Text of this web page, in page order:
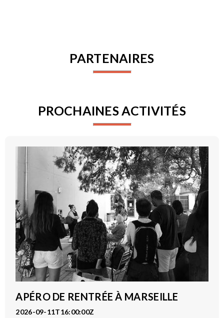
PARTENAIRES
PROCHAINES ACTIVITÉS
APÉRO DE RENTRÉE À MARSEILLE
2026-09-11T16:00:00Z